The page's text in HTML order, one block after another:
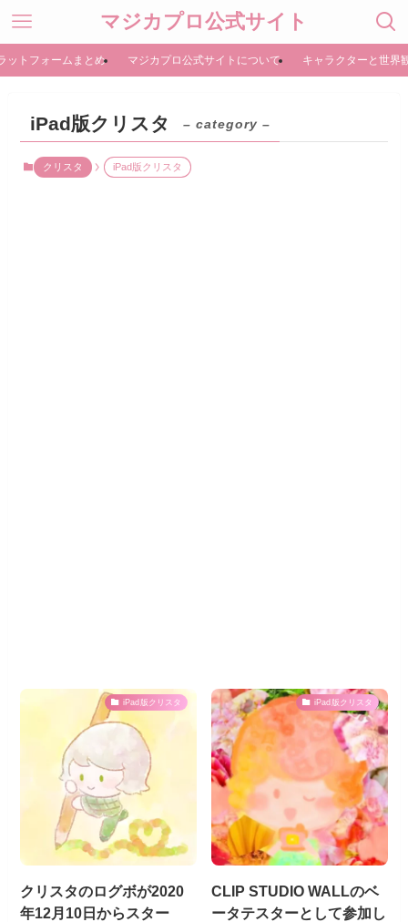
マジカプロ公式サイト
ットフォームまとめ マジカプロ公式サイトについて キャラクターと世界
iPad版クリスタ – category –
クリスタ iPad版クリスタ
iPad版クリスタ
クリスタのログボが2020
年12月10日からスター
iPad版クリスタ
CLIP STUDIO WALLのベ
ータテスターとして参加し